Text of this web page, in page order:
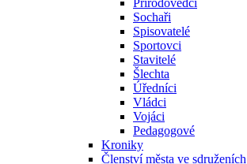
Přírodovědci
Sochaři
Spisovatelé
Sportovci
Stavitelé
Šlechta
Úředníci
Vládci
Vojáci
Pedagogové
Kroniky
Členství města ve sdruženích